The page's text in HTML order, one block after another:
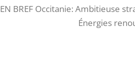
EN BREF Occitanie: Ambitieuse
Énergies